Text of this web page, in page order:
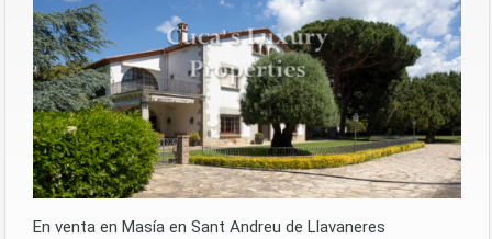
En venta en Masía en Sant Andreu de Llavaneres